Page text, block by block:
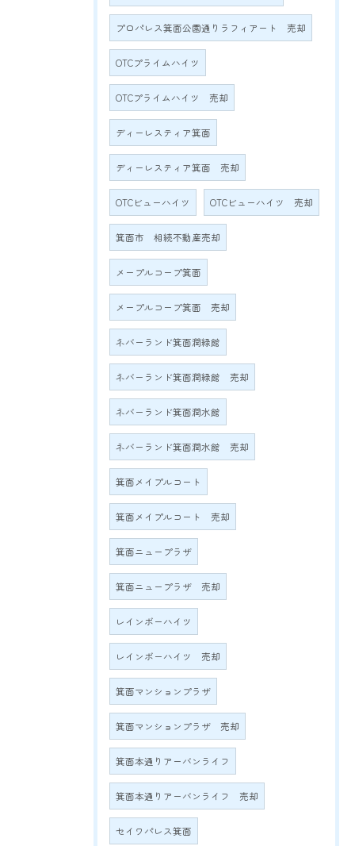
プロパレス箕面公園通りラフィアート 売却
OTCプライムハイツ
OTCプライムハイツ 売却
ディーレスティア箕面
ディーレスティア箕面 売却
OTCビューハイツ OTCビューハイツ 売却
箕面市 相続不動産売却
メープルコープ箕面
メープルコープ箕面 売却
ネバーランド箕面潤緑館
ネバーランド箕面潤緑館 売却
ネバーランド箕面潤水館
ネバーランド箕面潤水館 売却
箕面メイプルコート
箕面メイプルコート 売却
箕面ニュープラザ
箕面ニュープラザ 売却
レインボーハイツ
レインボーハイツ 売却
箕面マンションプラザ
箕面マンションプラザ 売却
箕面本通りアーバンライフ
箕面本通りアーバンライフ 売却
セイワパレス箕面